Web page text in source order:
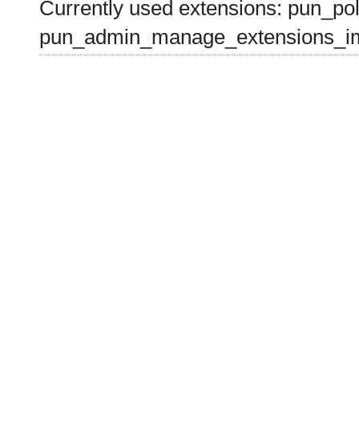
Currently used extensions: